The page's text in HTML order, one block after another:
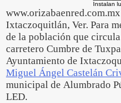
Instalan
www.orizabaenred.com.mx
Ixtaczoquitlán, Ver. Para
de la población que
carretero Cumbre de
Ayuntamiento de
Miguel Ángel Castelán
municipal de Alumbrado
LED.